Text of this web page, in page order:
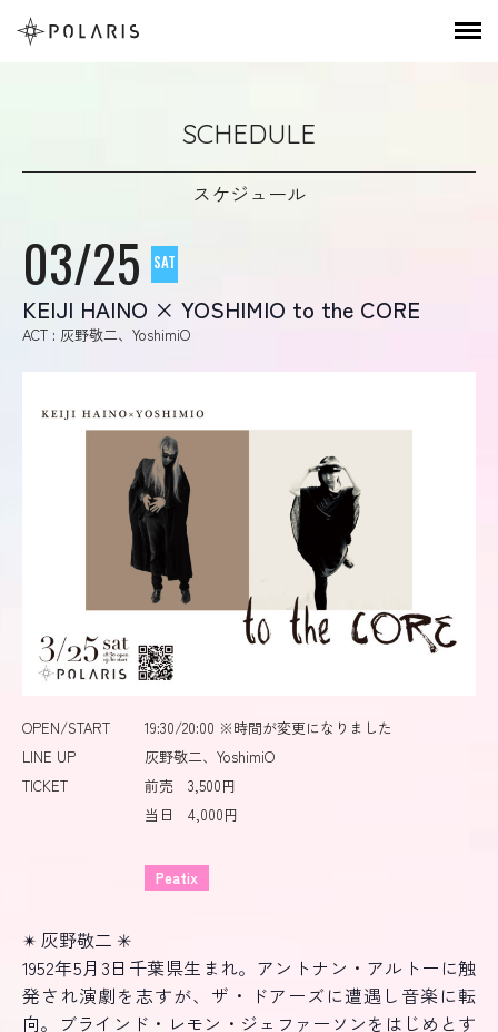
SCHEDULE
スケジュール
03/25 SAT
KEIJI HAINO × YOSHIMIO to the CORE
ACT : 灰野敬二、YoshimiO
OPEN/START
19:30/20:00 ※時間が変更になりました
LINE UP
灰野敬二、YoshimiO
TICKET
前売 3,500円
当日 4,000円
Peatix
✴︎ 灰野敬二 ✳︎
1952年5月3日千葉県生まれ。アントナン・アルトーに触
発され演劇を志すが、ザ・ドアーズに遭遇し音楽に転
向。ブラインド・レモン・ジェファーソンをはじめとす